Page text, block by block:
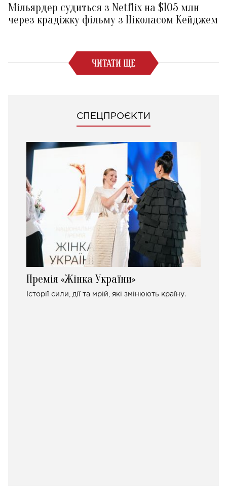
Мільярдер судиться з Netflix на $105 млн
через крадіжку фільму з Ніколасом Кейджем
ЧИТАТИ ЩЕ
СПЕЦПРОЄКТИ
Премія «Жінка України»
Історії сили, дії та мрій, які змінюють країну.